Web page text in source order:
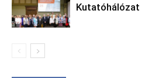
Kutatóhálózat